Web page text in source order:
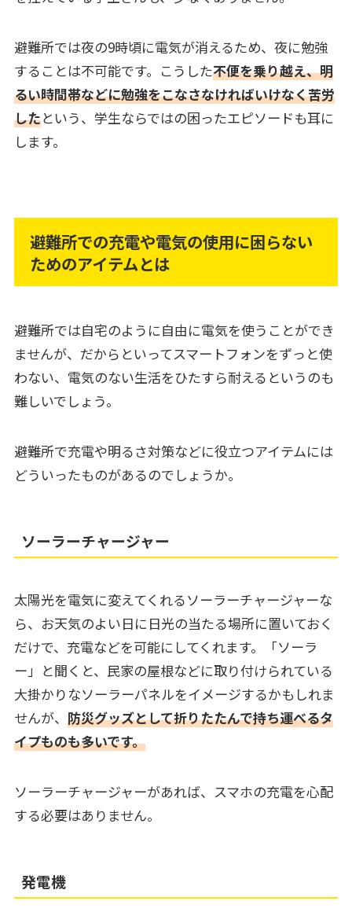
避難所では夜の9時頃に電気が消えるため、夜に勉強
することは不可能です。こうした不便を乗り越え、明
るい時間帯などに勉強をこなさなければいけなく苦労
したという、学生ならではの困ったエピソードも耳に
します。
避難所での充電や電気の使用に困らない
ためのアイテムとは
避難所では自宅のように自由に電気を使うことができ
ませんが、だからといってスマートフォンをずっと使
わない、電気のない生活をひたすら耐えるというのも
難しいでしょう。
避難所で充電や明るさ対策などに役立つアイテムには
どういったものがあるのでしょうか。
ソーラーチャージャー
太陽光を電気に変えてくれるソーラーチャージャーな
ら、お天気のよい日に日光の当たる場所に置いておく
だけで、充電などを可能にしてくれます。「ソーラ
ー」と聞くと、民家の屋根などに取り付けられている
大掛かりなソーラーパネルをイメージするかもしれま
せんが、 防災グッズとして折りたたんで持ち運べるタ
イプものも多いです。
ソーラーチャージャーがあれば、スマホの充電を心配
する必要はありません。
発電機